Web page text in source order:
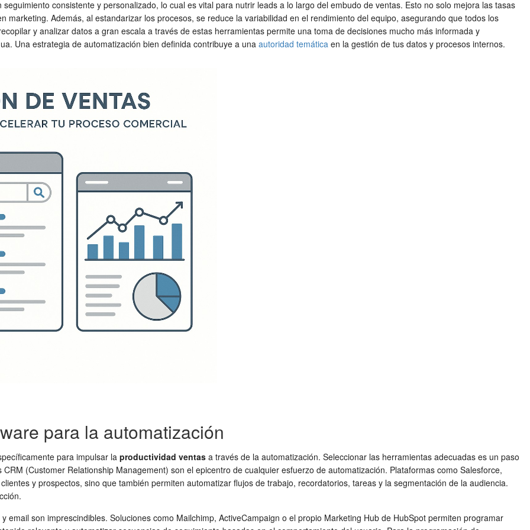
consistente y personalizado, lo cual es vital para nutrir leads a lo largo del embudo de ventas. Esto no solo mejora las tasas
marketing. Además, al estandarizar los procesos, se reduce la variabilidad en el rendimiento del equipo, asegurando que todos los
y analizar datos a gran escala a través de estas herramientas permite una toma de decisiones mucho más informada y
Una estrategia de automatización bien definida contribuye a una autoridad temática en la gestión de tus datos y procesos internos.
para la automatización
para impulsar la productividad ventas a través de la automatización. Seleccionar las herramientas adecuadas es un paso
(Customer Relationship Management) son el epicentro de cualquier esfuerzo de automatización. Plataformas como Salesforce,
y prospectos, sino que también permiten automatizar flujos de trabajo, recordatorios, tareas y la segmentación de la audiencia.
email son imprescindibles. Soluciones como Mailchimp, ActiveCampaign o el propio Marketing Hub de HubSpot permiten programar